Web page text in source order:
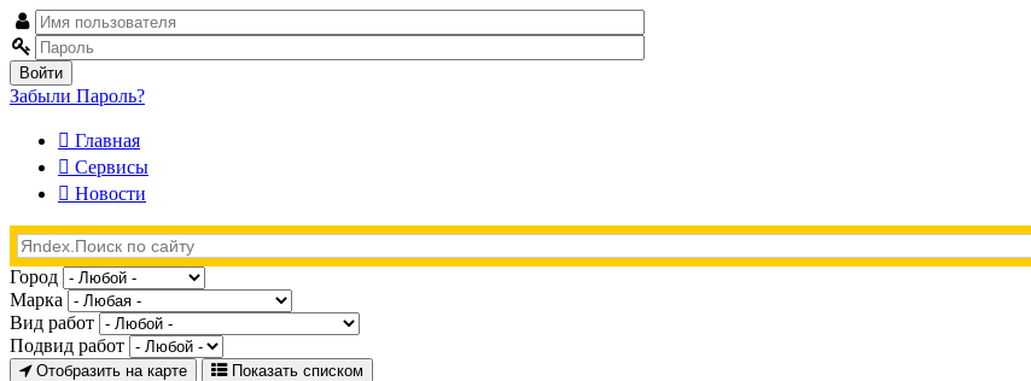
Забыли Пароль?
Главная
Сервисы
Новости
Город
Марка
Вид работ
Подвид работ
Отобразить на карте Показать списком